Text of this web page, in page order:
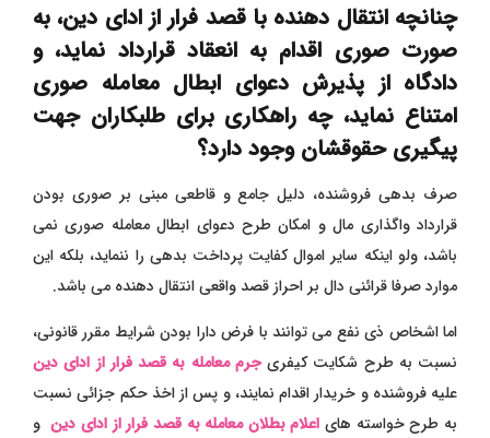
چنانچه انتقال دهنده با قصد فرار از ادای دین، به
صورت صوری اقدام به انعقاد قرارداد نماید، و
دادگاه از پذیرش دعوای ابطال معامله صوری
امتناع نماید، چه راهکاری برای طلبکاران جهت
پیگیری حقوقشان وجود دارد؟
صرف بدهی فروشنده، دلیل جامع و قاطعی مبنی بر صوری بودن
قرارداد واگذاری مال و امکان طرح دعوای ابطال معامله صوری نمی
باشد، ولو اینکه سایر اموال کفایت پرداخت بدهی را ننماید، بلکه این
موارد صرفا قرائنی دال بر احراز قصد واقعی انتقال دهنده می باشد.
اما اشخاص ذی نفع می توانند با فرض دارا بودن شرایط مقرر قانونی،
نسبت به طرح شکایت کیفریجرم معامله به قصد فرار از ادای دین
علیه فروشنده و خریدار اقدام نمایند، و پس از اخذ حکم جزائی نسبت
به طرح خواسته های اعلام بطلان معامله به قصد فرار از ادای دین و